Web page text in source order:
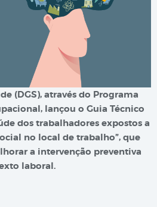
(DGS), através do Programa
lançou o Guia Técnico
dos trabalhadores expostos a
no local de trabalho”, que
a intervenção preventiva
laboral.